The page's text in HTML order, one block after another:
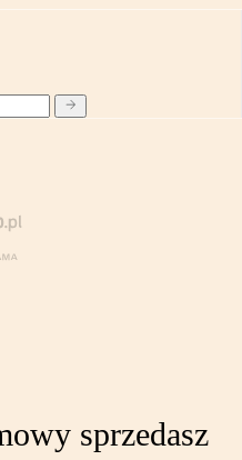
sprzedasz